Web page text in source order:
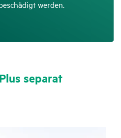
werden.
separat